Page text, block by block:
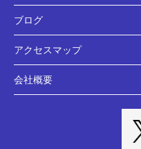
ブログ
アクセスマップ
会社概要